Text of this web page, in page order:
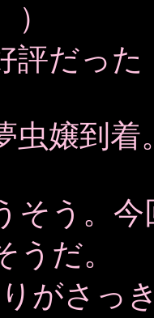
）
評だっ
嬢到着。
う。今
うだ。
がさっ